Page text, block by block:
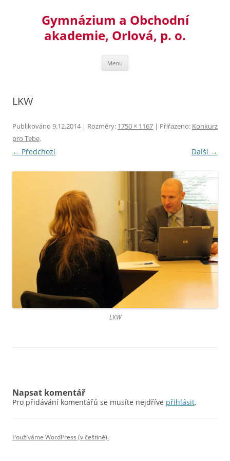
Gymnázium a Obchodní
akademie, Orlová, p. o.
Menu
LKW
Publikováno 9.12.2014| Rozměry: 1750 × 1167 | Přiřazeno: Konkurz
pro Tebe.
← Předchozí Další →
LKW
Napsat komentář
Pro přidávání komentářů se musíte nejdříve přihlásit.
Používáme WordPress (v češtině).